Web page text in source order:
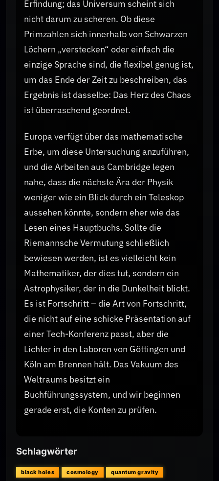
Erfindung; das Universum scheint sich
nicht darum zu scheren. Ob diese
Primzahlen sich innerhalb von Schwarzen
Löchern „verstecken“ oder einfach die
einzige Sprache sind, die flexibel genug ist,
um das Ende der Zeit zu beschreiben, das
Ergebnis ist dasselbe: Das Herz des Chaos
ist überraschend geordnet.
Europa verfügt über das mathematische
Erbe, um diese Untersuchung anzuführen,
und die Arbeiten aus Cambridge legen
nahe, dass die nächste Ära der Physik
weniger wie ein Blick durch ein Teleskop
aussehen könnte, sondern eher wie das
Lesen eines Hauptbuchs. Sollte die
Riemannsche Vermutung schließlich
bewiesen werden, ist es vielleicht kein
Mathematiker, der dies tut, sondern ein
Astrophysiker, der in die Dunkelheit blickt.
Es ist Fortschritt – die Art von Fortschritt,
die nicht auf eine schicke Präsentation auf
einer Tech-Konferenz passt, aber die
Lichter in den Laboren von Göttingen und
Köln am Brennen hält. Das Vakuum des
Weltraums besitzt ein
Buchführungssystem, und wir beginnen
gerade erst, die Konten zu prüfen.
Schlagwörter
black holes cosmology quantum gravity